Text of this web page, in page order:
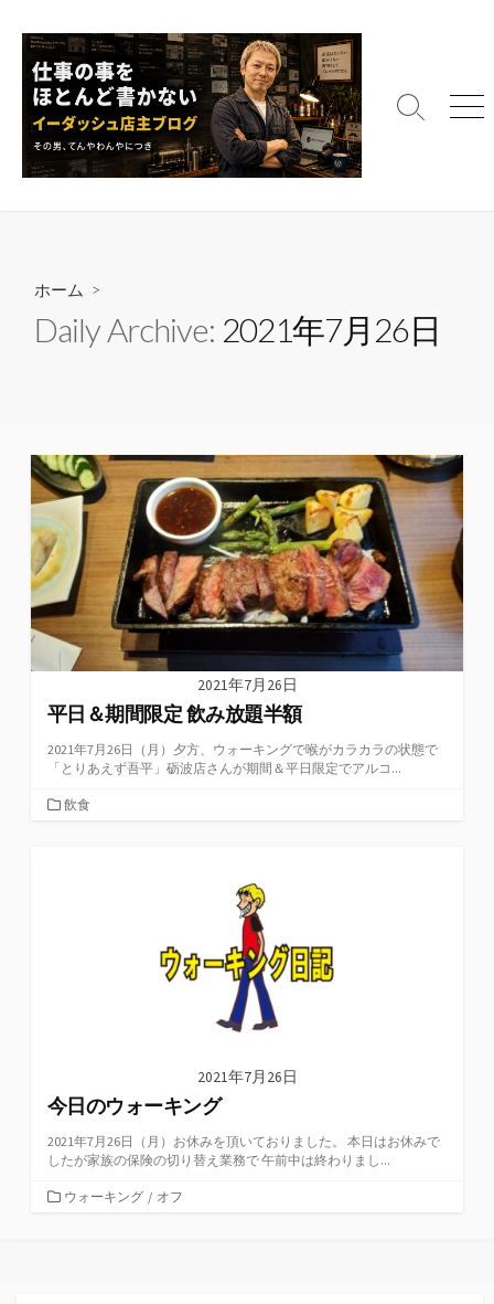
キ
検
メ
ホーム >
Daily Archive: 2021年7月26日
2021年7月26日
平日＆期間限定 飲み放題半額
2021年7月26日（月）夕方、ウォーキングで喉がカラカラの状態で
「とりあえず吾平」砺波店さんが期間＆平日限定でアルコ...
カ飲食
2021年7月26日
今日のウォーキング
2021年7月26日（月）お休みを頂いておりました。 本日はお休みで
したが家族の保険の切り替え業務で 午前中は終わりまし...
カウォーキング / オフ